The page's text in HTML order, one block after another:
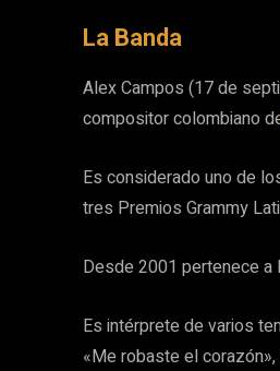
La Banda
Alex Campos (17 de
compositor colombiano
Es considerado uno de
tres Premios Grammy
Desde 2001 pertenece a
Es intérprete de varios
«Me robaste el